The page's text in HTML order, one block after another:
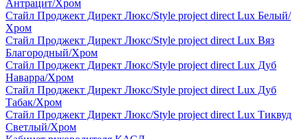
Антрацит/Хром
Стайл Проджект Директ Люкс/Style project direct Lux Белый/
Хром
Стайл Проджект Директ Люкс/Style project direct Lux Вяз
Благородный/Хром
Стайл Проджект Директ Люкс/Style project direct Lux Дуб
Наварра/Хром
Стайл Проджект Директ Люкс/Style project direct Lux Дуб
Табак/Хром
Стайл Проджект Директ Люкс/Style project direct Lux Тиквуд
Светлый/Хром